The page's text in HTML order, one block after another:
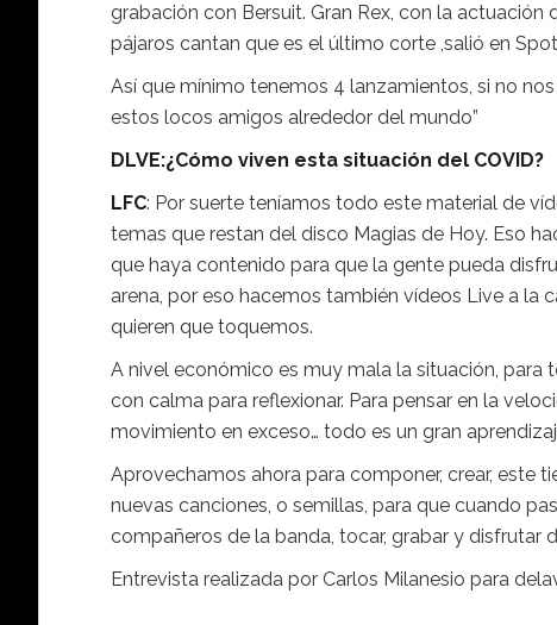
grabación con Bersuit. Gran Rex, con la actuación
pájaros cantan que es el último corte ,salió en
Así que mínimo tenemos 4 lanzamientos, si no
estos locos amigos alrededor del mundo”
DLVE:¿Cómo viven esta situación del COVID?
LFC: Por suerte teníamos todo este material de
temas que restan del disco Magias de Hoy. Eso
que haya contenido para que la gente pueda
arena, por eso hacemos también vídeos Live a la
quieren que toquemos.
A nivel económico es muy mala la situación,
con calma para reflexionar. Para pensar en la
movimiento en exceso… todo es un gran
Aprovechamos ahora para componer, crear, este
nuevas canciones, o semillas, para que cuando
compañeros de la banda, tocar, grabar y disfrutar
Entrevista realizada por Carlos Milanesio para